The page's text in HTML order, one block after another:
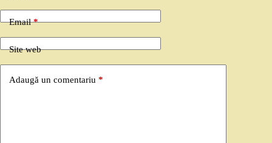
Email*
Site web
Adaugă un comentariu *